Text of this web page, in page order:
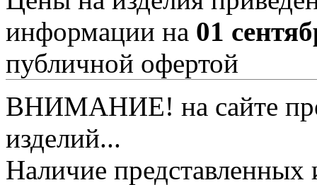
информации на 01
публичной офертой
ВНИМАНИЕ! на сайте
изделий...
Наличие